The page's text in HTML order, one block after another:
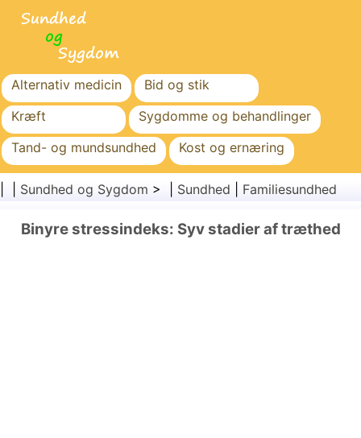
Alternativ medicin
Bid og stik
Kræft
Sygdomme og behandlinger
Tand- og mundsundhed
Kost og ernæring
Familiesundhed
Sundhedssektoren
Kirurgi og procedurer
Sundhed
Sundhed og Sygdom > | Sundhed Familiesundhed
Binyre stressindeks: Syv stadier af træthed